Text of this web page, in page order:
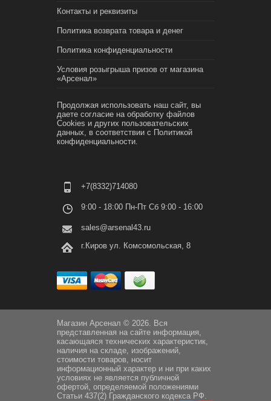
Контакты и реквизиты
Политика возврата товара и денег
Политика конфиденциальности
Условия розыгрыша призов от магазина
«Арсенал»
Продолжая использовать наш сайт, вы
даете согласие на обработку файлов
Cookies и других пользовательских
данных, в соответствии с Политикой
конфиденциальности.
+7(8332)714080
9:00 - 18:00 Пн-Пт Сб 9:00 - 16:00
sales@arsenal43.ru
г.Киров ул. Комсомольская, 8
Магазин Арсенал © 2026. Вся
представленная на сайте информация,
касающаяся технических характеристик,
наличия на складе, изображений,
стоимости товаров, носит
информационный характер и ни при каких
условиях не является публичной
офертой, определяемой положениями
Статьи 437(2) Гражданского кодекса РФ.